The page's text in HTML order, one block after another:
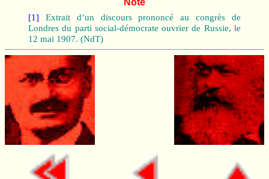
Note
[1] Extrait d’un discours prononcé au congrès de
Londres du parti social‑démocrate ouvrier de Russie, le
12 mai 1907. (NdT)